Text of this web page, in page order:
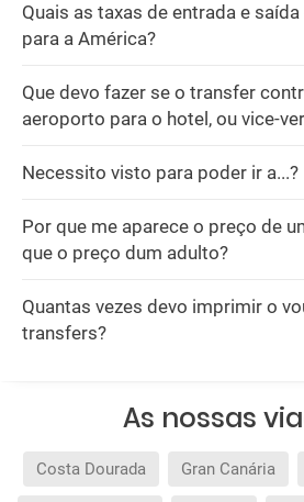
Quais as taxas de entrada e
para a América?
Que devo fazer se o transfer
aeroporto para o hotel, ou vice-
Necessito visto para poder ir a...?
Por que me aparece o preço de
que o preço dum adulto?
Quantas vezes devo imprimir o
transfers?
As nossas
Costa Dourada Gran Canária